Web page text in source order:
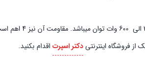
از فروشگاه اینترنتی دکتر اسپرت اقدام بکنید.